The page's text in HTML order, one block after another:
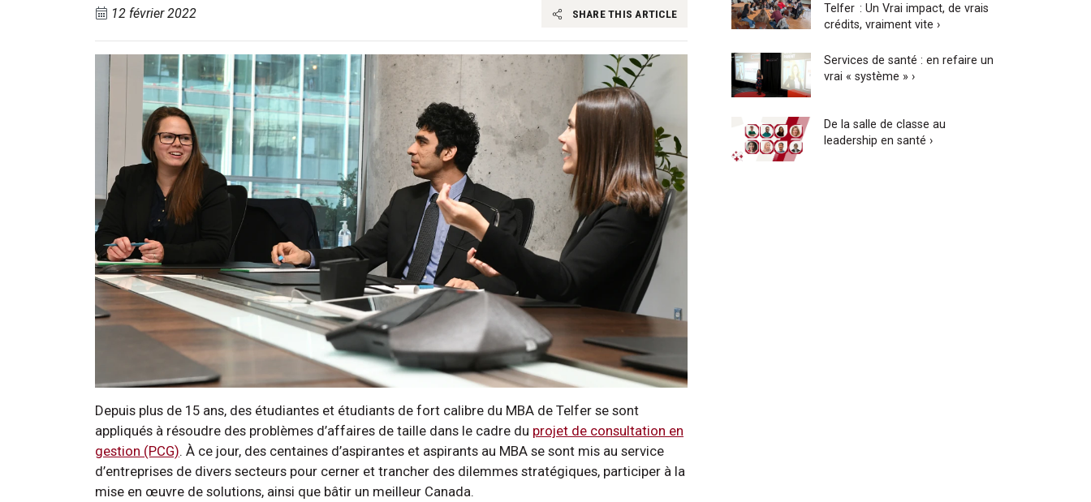
12 février 2022 SHARE THIS ARTICLE
Depuis plus de 15 ans, des étudiantes et étudiants de fort calibre du MBA de Telfer se sont
appliqués à résoudre des problèmes d’affaires de taille dans le cadre du projet de consultation en
gestion (PCG). À ce jour, des centaines d’aspirantes et aspirants au MBA se sont mis au service
d’entreprises de divers secteurs pour cerner et trancher des dilemmes stratégiques, participer à la
mise en œuvre de solutions, ainsi que bâtir un meilleur Canada.
Telfer : Un Vrai impact, de vrais
crédits, vraiment vite ›
Services de santé : en refaire un
vrai « système » ›
De la salle de classe au
leadership en santé ›